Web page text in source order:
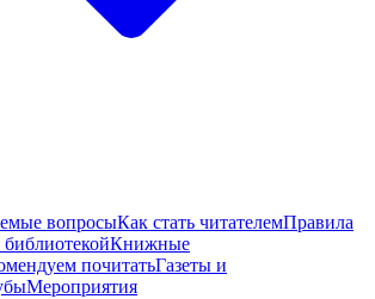
вопросыКак стать читателемПравила
Книжные
почитатьГазеты и
Мероприятия